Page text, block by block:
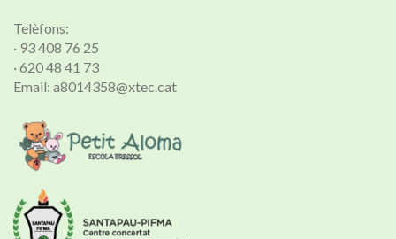
Telèfons:
· 93 408 76 25
· 620 48 41 73
Email: a8014358@xtec.cat